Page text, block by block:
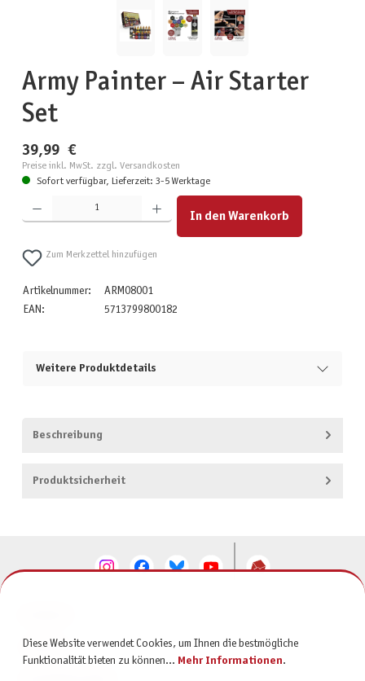
Army Painter – Air Starter
Set
39,99 €
Preise inkl. MwSt. zzgl. Versandkosten
Sofort verfügbar, Lieferzeit: 3-5 Werktage
Produkt Anzahl: Gib den gewünschten Wert ein oder benutze die Schaltflächen um die Anzahl zu
In den Warenkorb
Zum Merkzettel hinzufügen
Artikelnummer:
ARM08001
EAN:
5713799800182
Weitere Produktdetails
Beschreibung
Produktsicherheit
SERVICE
Diese Website verwendet Cookies, um Ihnen die bestmögliche
Funktionalität bieten zu können... Mehr Informationen.